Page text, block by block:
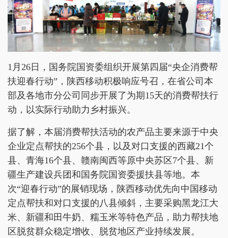
1月26日，国务院国资委组织开展第四届“央企消费帮
扶迎春行动”，陕西移动积极响应号召，在省公司本
部及各地市分公司同步开展了为期15天的消费帮扶行
动，以实际行动助力乡村振兴。
据了解，本届消费帮扶活动的农产品主要来源于中央
企业定点帮扶的256个县，以及对口支援的西藏21个
县、青海16个县、赣南闽西等原中央苏区7个县、新
疆生产建设兵团和国务院国资委援扶县等地。本
次“迎春行动”的展销现场，陕西移动优先向中国移动
定点帮扶和对口支援的八县倾斜，主要采购黑龙江大
米、新疆和田牛奶、糯玉米等特色产品，助力帮扶地
区脱贫群众稳定增收、脱贫地区产业持续发展。